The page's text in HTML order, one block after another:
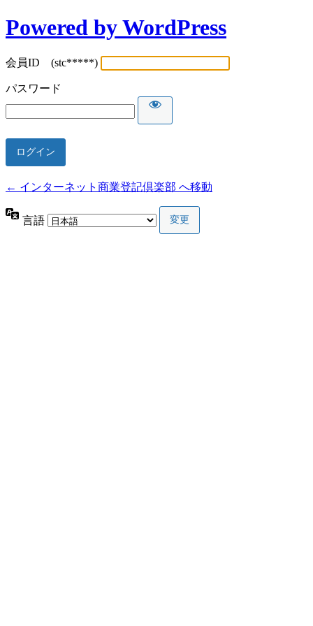
Powered by WordPress
会員ID (stc*****)
パスワード
← インターネット商業登記倶楽部 へ移動
言語